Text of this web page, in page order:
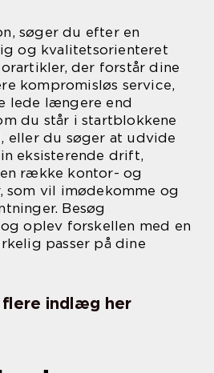
søger du efter en
og kvalitetsorienteret
der forstår dine
kompromisløs service,
lede længere end
du står i startblokkene
eller du søger at udvide
eksisterende drift,
række kontor- og
som vil imødekomme og
Besøg
oplev forskellen med en
passer på dine
indlæg her